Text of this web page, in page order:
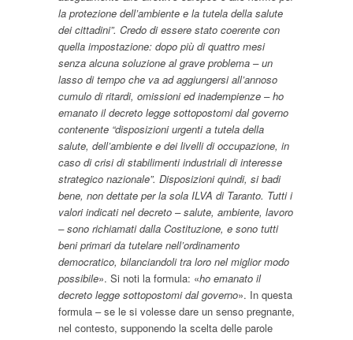
la protezione dell’ambiente e la tutela della salute
dei cittadini”. Credo di essere stato coerente con
quella impostazione: dopo più di quattro mesi
senza alcuna soluzione al grave problema – un
lasso di tempo che va ad aggiungersi all’annoso
cumulo di ritardi, omissioni ed inadempienze – ho
emanato il decreto legge sottopostomi dal governo
contenente “disposizioni urgenti a tutela della
salute, dell’ambiente e dei livelli di occupazione, in
caso di crisi di stabilimenti industriali di interesse
strategico nazionale”. Disposizioni quindi, si badi
bene, non dettate per la sola ILVA di Taranto. Tutti i
valori indicati nel decreto – salute, ambiente, lavoro
– sono richiamati dalla Costituzione, e sono tutti
beni primari da tutelare nell’ordinamento
democratico, bilanciandoli tra loro nel miglior modo
possibile». Si noti la formula: «ho emanato il
decreto legge sottopostomi dal governo». In questa
formula – se le si volesse dare un senso pregnante,
nel contesto, supponendo la scelta delle parole